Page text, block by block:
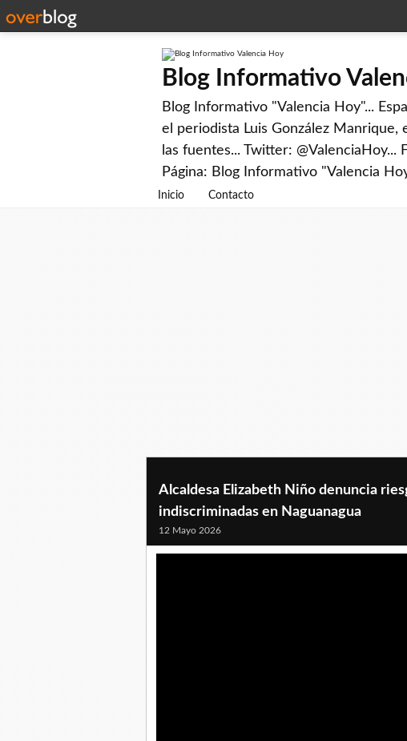
Blog Informativo
Blog Informativo "Valencia Hoy"...
el periodista Luis González Manrique,
las fuentes... Twitter: @ValenciaHoy...
Página: Blog Informativo "Valencia
Inicio Contacto
Alcaldesa Elizabeth Niño denuncia
indiscriminadas en Naguanagua
12 Mayo 2026